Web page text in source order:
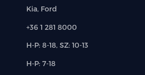
Márkák:
Kia, Ford
Telefon:
+36 1 281 8000
Új-
használt
H-P: 8-18, SZ: 10-13
Alkatrész,
H-P: 7-18